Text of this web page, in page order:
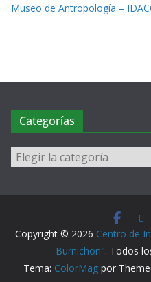
Museo de Antropología –
Categorías
Copyright © 2026 Centro de
Burnichon". Todos
Tema: ColorMagpor